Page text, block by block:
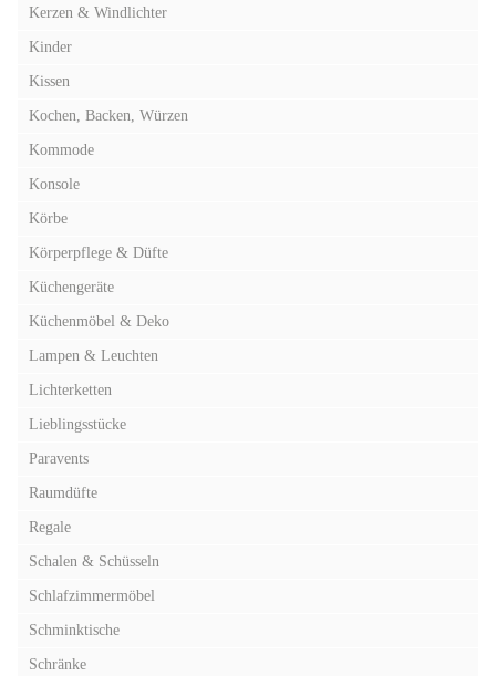
Kerzen & Windlichter
Kinder
Kissen
Kochen, Backen, Würzen
Kommode
Konsole
Körbe
Körperpflege & Düfte
Küchengeräte
Küchenmöbel & Deko
Lampen & Leuchten
Lichterketten
Lieblingsstücke
Paravents
Raumdüfte
Regale
Schalen & Schüsseln
Schlafzimmermöbel
Schminktische
Schränke